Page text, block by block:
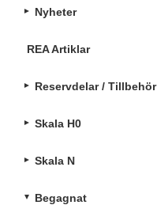
Nyheter
REA Artiklar
Reservdelar / Tillbehör
Skala H0
Skala N
Begagnat